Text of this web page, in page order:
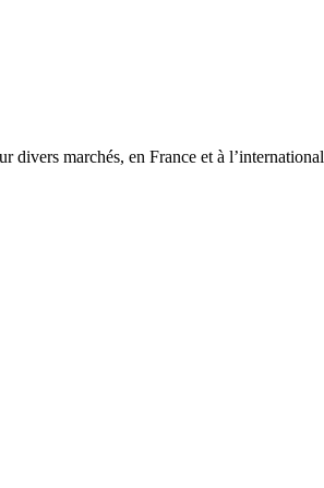
divers marchés, en France et à l’international